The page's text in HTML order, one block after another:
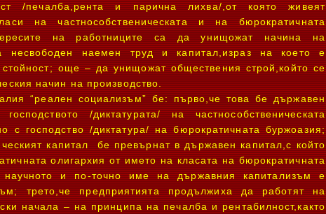
/печалба,рента и парична лихва/,от която живеят
на частнособственическата и на бюрократичната
на работниците са да унищожат начина на
несвободен наемен труд и капитал,израз на което е
още – да унищожат обществения строй,който се
начин на производство.
“реален социализъм” бе: първо,че това бе държавен
/диктатурата/ на частнособственическата
с господство /диктатура/ на бюрократичната буржоазия;
капитал бе превърнат в държавен капитал,с който
олигархия от името на класата на бюрократичната
научното и по-точно име на държавния капитализъм е
трето,че предприятията продължиха да работят на
начала – на принципа на печалба и рентабилност,както